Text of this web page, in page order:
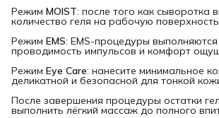
Режим MOIST: после того как сыворотка
количество геля на рабочую
Режим EMS: EMS-процедуры
проводимость импульсов и комфорт
Режим Eye Care: нанесите минимальное
деликатной и безопасной для тонкой
После завершения процедуры остатки
выполнить лёгкий массаж до полного